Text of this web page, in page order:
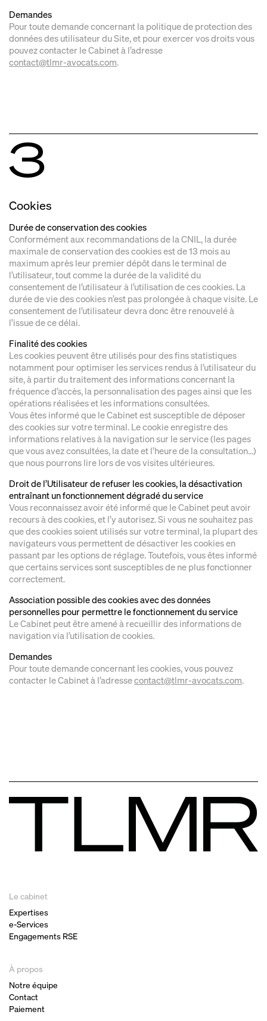
Demandes
Pour toute demande concernant la politique de protection des
données des utilisateur du Site, et pour exercer vos droits vous
pouvez contacter le Cabinet à l’adresse
contact@tlmr-avocats.com.
3
Cookies
Durée de conservation des cookies
Conformément aux recommandations de la CNIL, la durée
maximale de conservation des cookies est de 13 mois au
maximum après leur premier dépôt dans le terminal de
l’utilisateur, tout comme la durée de la validité du
consentement de l’utilisateur à l’utilisation de ces cookies. La
durée de vie des cookies n’est pas prolongée à chaque visite. Le
consentement de l’utilisateur devra donc être renouvelé à
l’issue de ce délai.
Finalité des cookies
Les cookies peuvent être utilisés pour des fins statistiques
notamment pour optimiser les services rendus à l’utilisateur du
site, à partir du traitement des informations concernant la
fréquence d’accès, la personnalisation des pages ainsi que les
opérations réalisées et les informations consultées.
Vous êtes informé que le Cabinet est susceptible de déposer
des cookies sur votre terminal. Le cookie enregistre des
informations relatives à la navigation sur le service (les pages
que vous avez consultées, la date et l’heure de la consultation…)
que nous pourrons lire lors de vos visites ultérieures.
Droit de l’Utilisateur de refuser les cookies, la désactivation
entraînant un fonctionnement dégradé du service
Vous reconnaissez avoir été informé que le Cabinet peut avoir
recours à des cookies, et l’y autorisez. Si vous ne souhaitez pas
que des cookies soient utilisés sur votre terminal, la plupart des
navigateurs vous permettent de désactiver les cookies en
passant par les options de réglage. Toutefois, vous êtes informé
que certains services sont susceptibles de ne plus fonctionner
correctement.
Association possible des cookies avec des données
personnelles pour permettre le fonctionnement du service
Le Cabinet peut être amené à recueillir des informations de
navigation via l’utilisation de cookies.
Demandes
Pour toute demande concernant les cookies, vous pouvez
contacter le Cabinet à l’adressecontact@tlmr-avocats.com.
Le cabinet
Expertises
e-Services
Engagements RSE
À propos
Notre équipe
Contact
Paiement